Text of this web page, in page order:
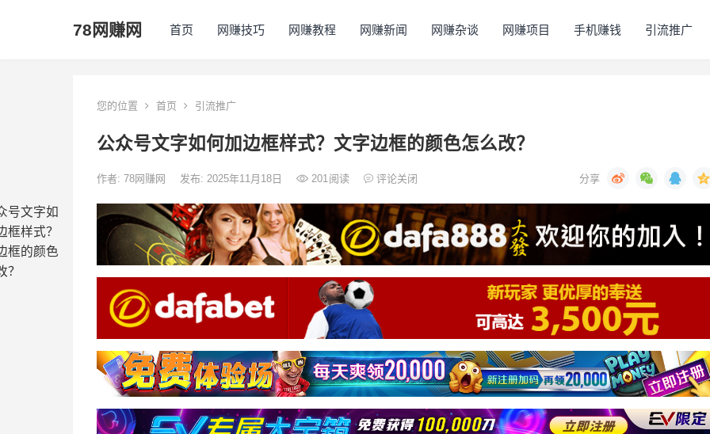
78网赚网 首页 网赚技巧 网赚教程 网赚新闻 网赚杂谈 网赚项目 手机赚钱 引流推广
您的位置 首页 引流推广
公众号文字如何加边框样式？文字边框的颜色怎么改？
作者: 78网赚网 发布: 2025年11月18日 201阅读 评论关闭